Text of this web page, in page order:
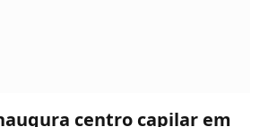
centro capilar em